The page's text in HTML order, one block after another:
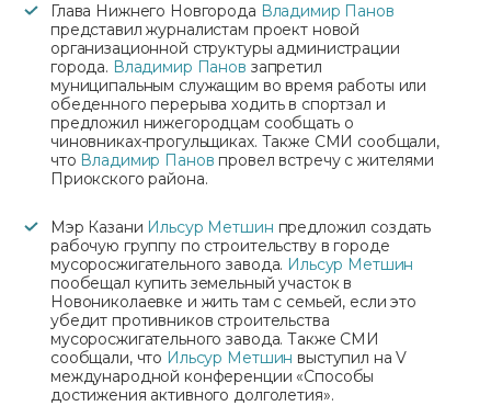
Глава Нижнего Новгорода Владимир Панов
представил журналистам проект новой
организационной структуры администрации
города. Владимир Панов запретил
муниципальным служащим во время работы или
обеденного перерыва ходить в спортзал и
предложил нижегородцам сообщать о
чиновниках-прогульщиках. Также СМИ сообщали,
что Владимир Панов провел встречу с жителями
Приокского района.
Мэр Казани Ильсур Метшин предложил создать
рабочую группу по строительству в городе
мусоросжигательного завода. Ильсур Метшин
пообещал купить земельный участок в
Новониколаевке и жить там с семьей, если это
убедит противников строительства
мусоросжигательного завода. Также СМИ
сообщали, что Ильсур Метшин выступил на V
международной конференции «Способы
достижения активного долголетия».